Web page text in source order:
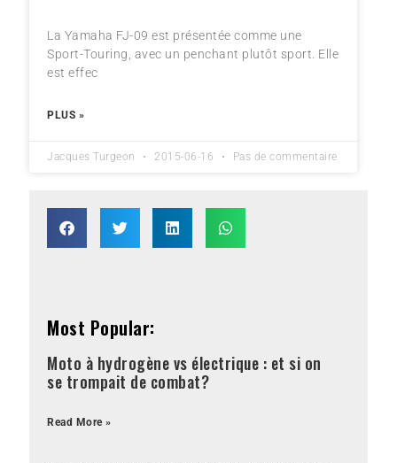
La Yamaha FJ-09 est présentée comme une
Sport-Touring, avec un penchant plutôt sport. Elle
est effec
PLUS »
Jacques Turgeon 2015-06-16 Pas de commentaire
Most Popular:
Moto à hydrogène vs électrique : et si on
se trompait de combat?
Read More »